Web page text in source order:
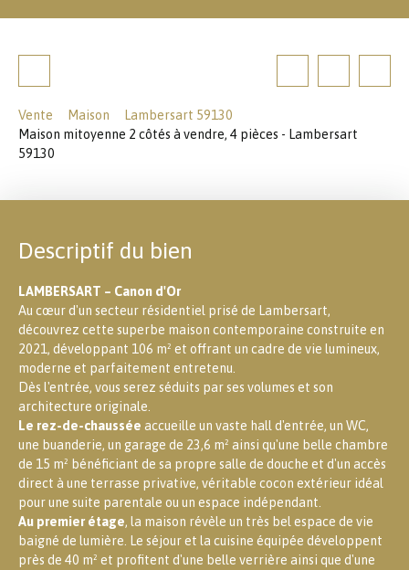
Vente Maison
Lambersart 59130
Maison mitoyenne 2 côtés à vendre, 4 pièces - Lambersart
59130
Descriptif du bien
LAMBERSART – Canon d'Or
Au cœur d'un secteur résidentiel prisé de Lambersart,
découvrez cette superbe maison contemporaine construite en
2021, développant 106 m² et offrant un cadre de vie lumineux,
moderne et parfaitement entretenu.
Dès l'entrée, vous serez séduits par ses volumes et son
architecture originale.
Le rez-de-chaussée accueille un vaste hall d'entrée, un WC,
une buanderie, un garage de 23,6 m² ainsi qu'une belle chambre
de 15 m² bénéficiant de sa propre salle de douche et d'un accès
direct à une terrasse privative, véritable cocon extérieur idéal
pour une suite parentale ou un espace indépendant.
Au premier étage, la maison révèle un très bel espace de vie
baigné de lumière. Le séjour et la cuisine équipée développent
près de 40 m² et profitent d'une belle verrière ainsi que d'une